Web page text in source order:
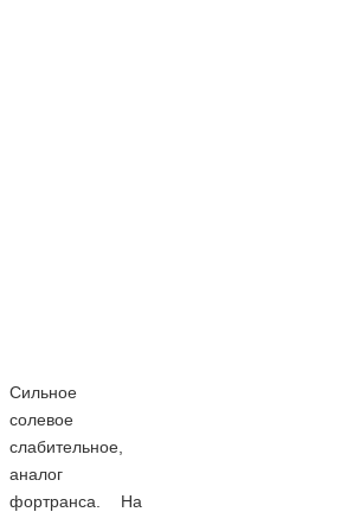
Сильное
солевое
слабительное,
аналог
фортранса. На